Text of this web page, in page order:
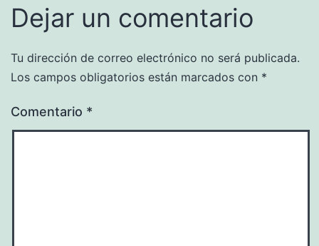
Dejar un comentario
Tu dirección de correo electrónico no será publicada.
Los campos obligatorios están marcados con *
Comentario *